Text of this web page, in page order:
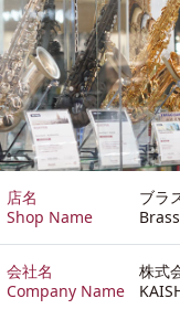
店名
Shop Name
ブラ
会社名
Company Name
株式